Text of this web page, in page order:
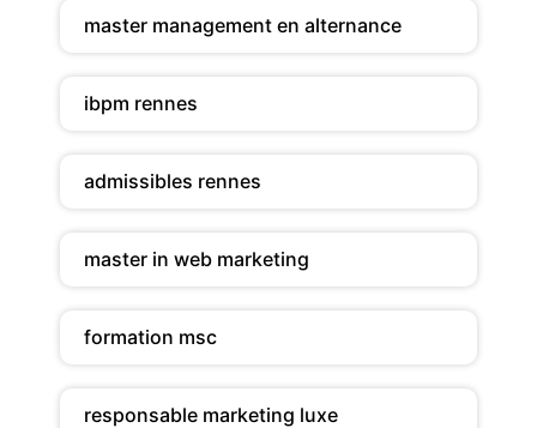
master management en alternance
ibpm rennes
admissibles rennes
master in web marketing
formation msc
responsable marketing luxe